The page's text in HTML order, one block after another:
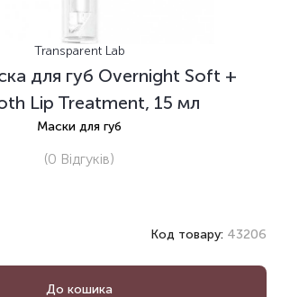
Transparent Lab
для губ Overnight Soft +
Lip Treatment, 15 мл
Маски для губ
(0 Відгуків)
Код товару: 43206
До кошика